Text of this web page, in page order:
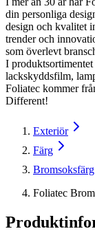
din personliga
design och kvalitet
trender och
som överlevt
I
lackskyddsfilm,
Foliatec kommer
Different!
Exteriör
Färg
Bromsoksfärg
Foliatec